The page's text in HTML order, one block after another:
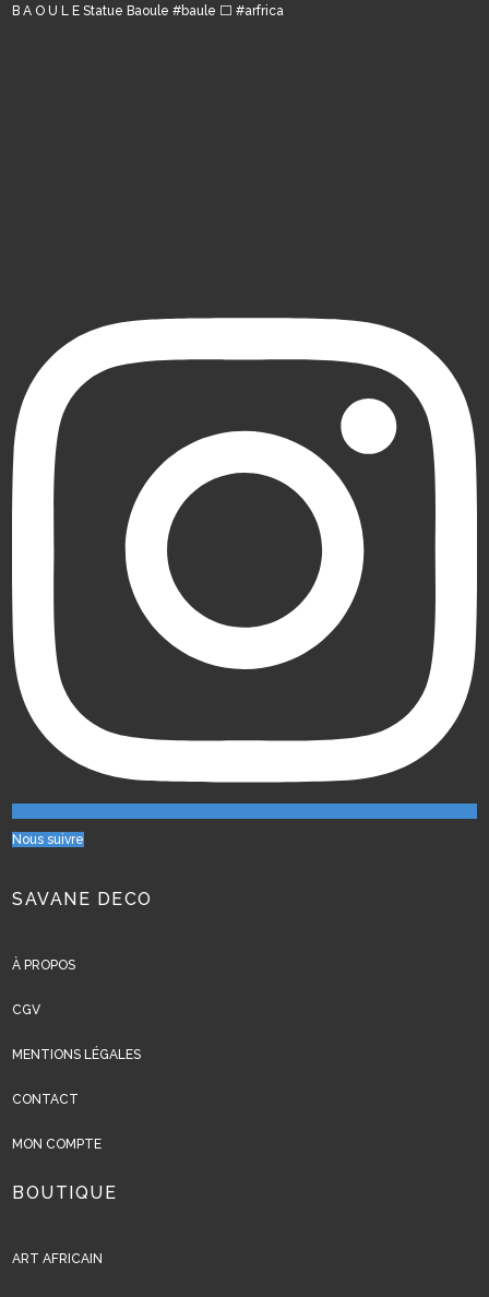
B A O U L E Statue Baoule #baule ⬜️ #arfrica
Nous suivre
SAVANE DECO
À PROPOS
CGV
MENTIONS LÉGALES
CONTACT
MON COMPTE
BOUTIQUE
ART AFRICAIN